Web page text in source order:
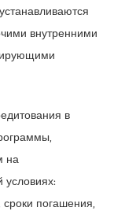
внутренними
в
на
погашения,